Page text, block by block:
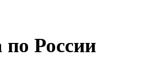
по России